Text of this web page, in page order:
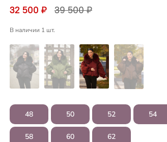
32 500 ₽ 39 500 ₽
В наличии 1 шт.
48 50 52 54
58 60 62